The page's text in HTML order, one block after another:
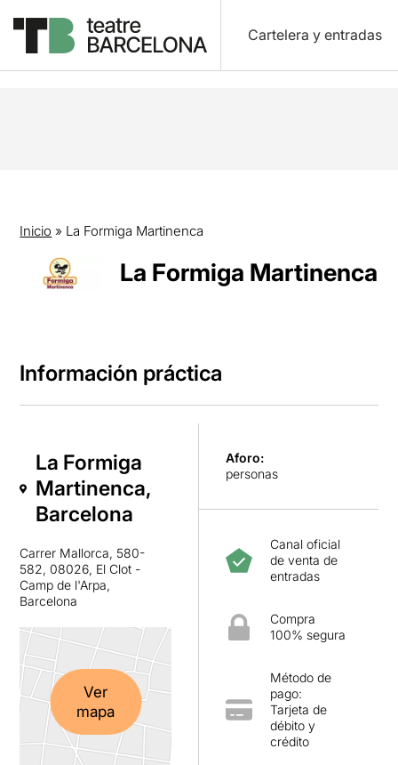
Cartelera y entradas
Inicio » La Formiga Martinenca
La Formiga Martinenca
Información práctica
La Formiga
Martinenca,
Barcelona
Carrer Mallorca, 580-
582, 08026, El Clot -
Camp de l'Arpa,
Barcelona
Ver
mapa
Aforo:
personas
Canal oficial
de venta de
entradas
Compra
100% segura
Método de
pago:
Tarjeta de
débito y
crédito